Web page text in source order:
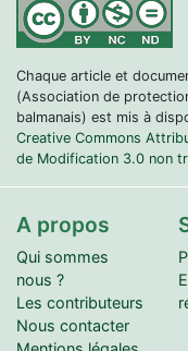
Chaque article et
(Association de
balmanais) est mis à
Creative Commons
de Modification 3.0 non
A propos
Qui sommes
nous ?
Les contributeurs
Nous contacter